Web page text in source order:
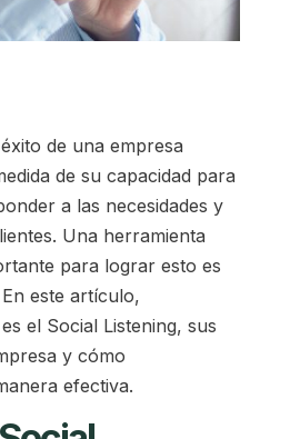
de una empresa
de su capacidad para
a las necesidades y
Una herramienta
para lograr esto es
este artículo,
el Social Listening, sus
y cómo
efectiva.